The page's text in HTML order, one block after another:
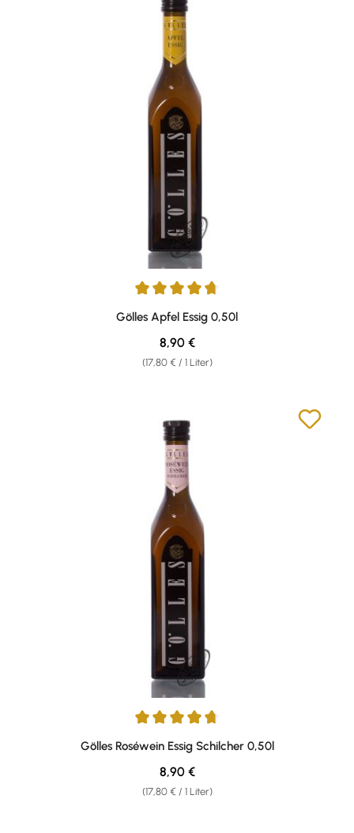
Durchschnittliche Bewertung von 4.76 von 5 Sternen
Gölles Apfel Essig 0,50l
(17,80 € / 1 Liter)
Regulärer Preis:
8,90 €
Durchschnittliche Bewertung von 4.64 von 5 Sternen
Gölles Roséwein Essig Schilcher 0,50l
(17,80 € / 1 Liter)
Regulärer Preis:
8,90 €